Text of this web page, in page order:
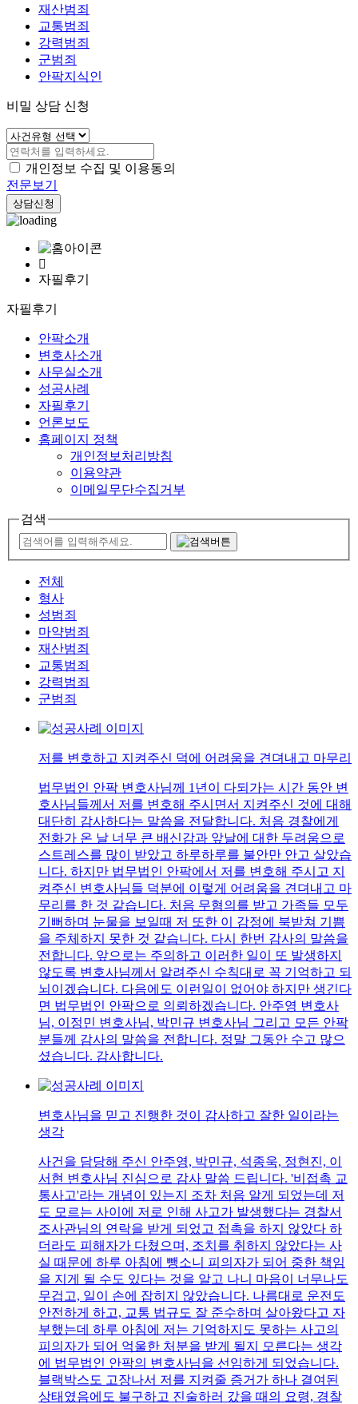
재산범죄
교통범죄
강력범죄
군범죄
안팍지식인
비밀 상담 신청
개인정보 수집 및 이용동의
전문보기
상담신청
자필후기
자필후기
안팍소개
변호사소개
사무실소개
성공사례
자필후기
언론보도
홈페이지 정책
개인정보처리방침
이용약관
이메일무단수집거부
검색
전체
형사
성범죄
마약범죄
재산범죄
교통범죄
강력범죄
군범죄
저를 변호하고 지켜주신 덕에 어려움을 견뎌내고 마무리
법무법인 안팍 변호사님께 1년이 다되가는 시간 동안 변
호사님들께서 저를 변호해 주시면서 지켜주신 것에 대해
대단히 감사하다는 말씀을 전달합니다. 처음 경찰에게
전화가 온 날 너무 큰 배신감과 앞날에 대한 두려움으로
스트레스를 많이 받았고 하루하루를 불안만 안고 살았습
니다. 하지만 법무법인 안팍에서 저를 변호해 주시고 지
켜주신 변호사님들 덕분에 이렇게 어려움을 견뎌내고 마
무리를 한 것 같습니다. 처음 무혐의를 받고 가족들 모두
기뻐하며 눈물을 보일때 저 또한 이 감정에 북받쳐 기쁨
을 주체하지 못한 것 같습니다. 다시 한번 감사의 말씀을
전합니다. 앞으로는 주의하고 이러한 일이 또 발생하지
않도록 변호사님께서 알려주신 수칙대로 꼭 기억하고 되
뇌이겠습니다. 다음에도 이런일이 없어야 하지만 생긴다
면 법무법인 안팍으로 의뢰하겠습니다. 안주영 변호사
님, 이정민 변호사님, 박민규 변호사님 그리고 모든 안팍
분들께 감사의 말씀을 전합니다. 정말 그동안 수고 많으
셨습니다. 감사합니다.
변호사님을 믿고 진행한 것이 감사하고 잘한 일이라는
생각
사건을 담당해 주신 안주영, 박민규, 석종욱, 정현진, 이
서현 변호사님 진심으로 감사 말씀 드립니다. '비접촉 교
통사고'라는 개념이 있는지 조차 처음 알게 되었는데 저
도 모르는 사이에 저로 인해 사고가 발생했다는 경찰서
조사관님의 연락을 받게 되었고 접촉을 하지 않았다 하
더라도 피해자가 다쳤으며, 조치를 취하지 않았다는 사
실 때문에 하루 아침에 뺑소니 피의자가 되어 중한 책임
을 지게 될 수도 있다는 것을 알고 나니 마음이 너무나도
무겁고, 일이 손에 잡히지 않았습니다. 나름대로 운전도
안전하게 하고, 교통 법규도 잘 준수하며 살아왔다고 자
부했는데 하루 아침에 저는 기억하지도 못하는 사고의
피의자가 되어 억울한 처분을 받게 될지 모른다는 생각
에 법무법인 안팍의 변호사님을 선임하게 되었습니다.
블랙박스도 고장나서 저를 지켜줄 증거가 하나 결여된
상태였음에도 불구하고 진술하러 갔을 때의 요령, 경찰